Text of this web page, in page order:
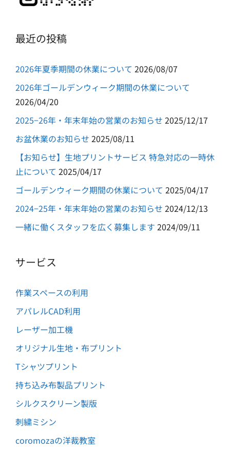
最近の投稿
2026年夏季期間の休業について 2026/08/07
2026年ゴールデンウィーク期間の休業について
2026/04/20
2025−26年・年末年始の営業のお知らせ 2025/12/17
お盆休業のお知らせ 2025/08/11
【お知らせ】生地プリントサービス 特急対応の一時休
止について 2025/04/17
ゴールデンウィーク期間の休業について 2025/04/17
2024−25年・年末年始の営業のお知らせ 2024/12/13
一緒に働くスタッフを広く募集します 2024/09/11
サービス
作業スペースの利用
アパレルCAD利用
レーザー加工機
オリジナル生地・布プリント
Tシャツプリント
持ち込み布製品プリント
シルクスクリーン製版
刺繍ミシン
coromozaの洋裁教室